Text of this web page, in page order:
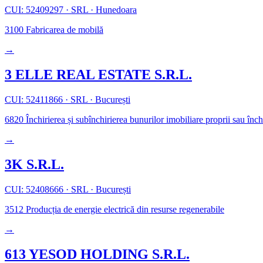
CUI: 52409297 · SRL · Hunedoara
3100 Fabricarea de mobilă
→
3 ELLE REAL ESTATE S.R.L.
CUI: 52411866 · SRL · București
6820 Închirierea și subînchirierea bunurilor imobiliare proprii sau
→
3K S.R.L.
CUI: 52408666 · SRL · București
3512 Producția de energie electrică din resurse regenerabile
→
613 YESOD HOLDING S.R.L.